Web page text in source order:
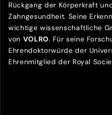
Rückgang der Körperkraft
Zahngesundheit. Seine
wichtige wissenschaftliche
von VOLRO. Für seine
Ehrendoktorwürde der
Ehrenmitglied der Royal